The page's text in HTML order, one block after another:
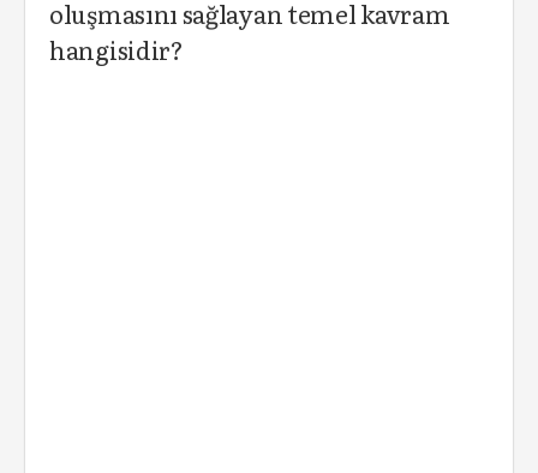
oluşmasını sağlayan temel kavram
hangisidir?